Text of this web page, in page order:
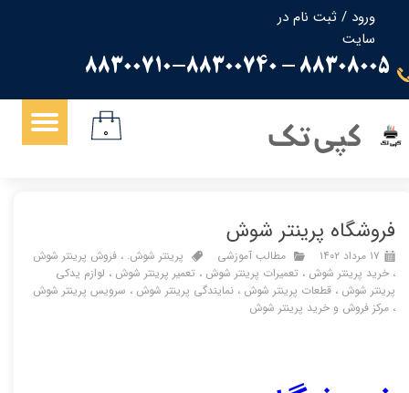
ورود / ثبت نام در
سایت
حساب کاربری من
تغییر گذر واژه
سفارشات
88308005 - 88300710-88300740
کپی تک ۰
فروشگاه پرینتر شوش
۱۷ مرداد ۱۴۰۲ مطالب آموزشی پرینتر شوش. ، فروش پرینتر شوش
، خرید پرینتر شوش ، تعمیرات پرینتر شوش ، تعمیر پرینتر شوش ، لوازم یدکی
پرینتر شوش ، قطعات پرینتر شوش ، نمایندگی پرینتر شوش ، سرویس پرینتر شوش
، مرکز فروش و خرید پرینتر شوش